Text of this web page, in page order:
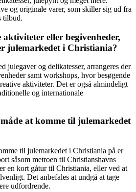
og originale varer, som skiller sig ud fra
tilbud.
eller begivenheder,
julemarkedet i Christiania?
julegaver og delikatesser, arrangeres der
samt workshops, hvor besøgende
aktiviteter. Det er også almindeligt
og internationale
at komme til julemarkedet
til julemarkedet i Christiania på er
såsom metroen til Christianshavns
en kort gåtur til Christiania, eller ved at
Det anbefales at undgå at tage
udfordrende.